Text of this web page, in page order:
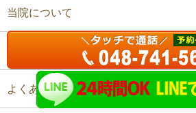
当院について
よくあるご質問